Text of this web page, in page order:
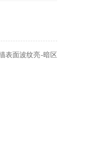
表面波纹亮-暗区
性的结果